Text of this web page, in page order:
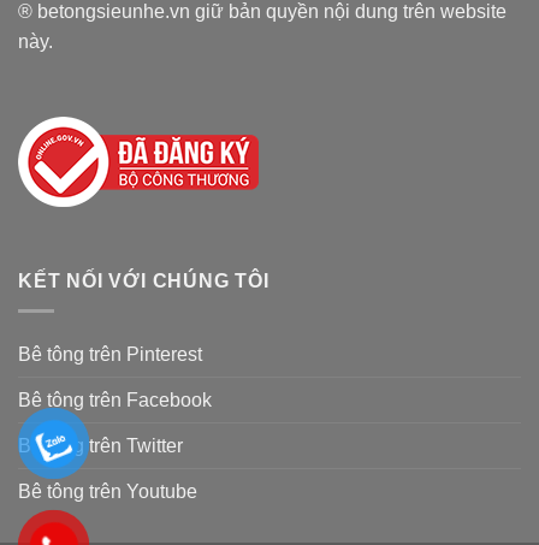
® betongsieunhe.vn giữ bản quyền nội dung trên website
này.
KẾT NỐI VỚI CHÚNG TÔI
Bê tông trên Pinterest
Bê tông trên Facebook
Bê tông trên Twitter
Bê tông trên Youtube